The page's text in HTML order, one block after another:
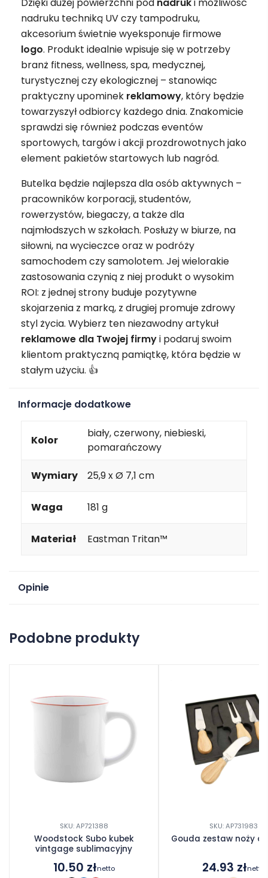
nadruku techniką UV czy tampodruku,
akcesorium świetnie wyeksponuje firmowe
logo. Produkt idealnie wpisuje się w potrzeby
branż fitness, wellness, spa, medycznej,
turystycznej czy ekologicznej – stanowiąc
praktyczny upominek reklamowy, który będzie
towarzyszył odbiorcy każdego dnia. Znakomicie
sprawdzi się również podczas eventów
sportowych, targów i akcji prozdrowotnych jako
element pakietów startowych lub nagród.
Butelka będzie najlepsza dla osób aktywnych –
pracowników korporacji, studentów,
rowerzystów, biegaczy, a także dla
najmłodszych w szkołach. Posłuży w biurze, na
siłowni, na wycieczce oraz w podróży
samochodem czy samolotem. Jej wielorakie
zastosowania czynią z niej produkt o wysokim
ROI: z jednej strony buduje pozytywne
skojarzenia z marką, z drugiej promuje zdrowy
styl życia. Wybierz ten niezawodny artykuł
reklamowe dla Twojej firmyi podaruj swoim
klientom praktyczną pamiątkę, która będzie w
stałym użyciu. 👍
Informacje dodatkowe
Kolor
biały, czerwony, niebieski,
pomarańczowy
Wymiary 25,9 x Ø 7,1 cm
Waga 181 g
Materiał Eastman Tritan™
Opinie
Podobne produkty
SKU: AP721388
Woodstock Subo kubek
vintgage sublimacyjny
10.50 złnetto
SKU: AP731983
Gouda zestaw noży
24.93 złnetto